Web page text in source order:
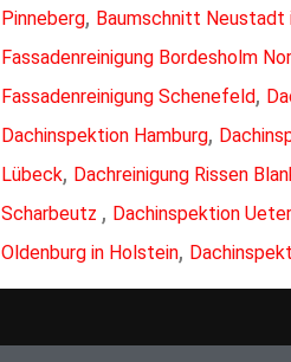
Pinneberg, Baumschnitt Neustadt
Fassadenreinigung Bordesholm
Fassadenreinigung Schenefeld,
Dachinspektion Hamburg,
Lübeck, Dachreinigung Rissen
Scharbeutz , Dachinspektion
Oldenburg in Holstein,